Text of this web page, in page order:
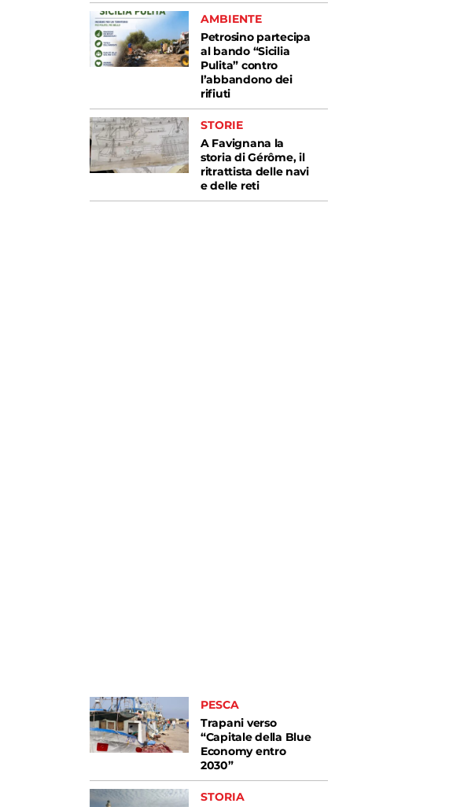
AMBIENTE
Petrosino partecipa
al bando “Sicilia
Pulita” contro
l’abbandono dei
rifiuti
STORIE
A Favignana la
storia di Gérôme, il
ritrattista delle navi
e delle reti
PESCA
Trapani verso
“Capitale della Blue
Economy entro
2030”
STORIA